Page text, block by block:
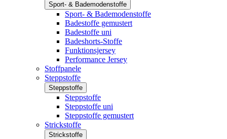
Sport- & Bademodenstoffe
Sport- & Bademodenstoffe
Badestoffe gemustert
Badestoffe uni
Badeshorts-Stoffe
Funktionsjersey
Performance Jersey
Stoffpanele
Steppstoffe
Steppstoffe
Steppstoffe
Steppstoffe uni
Steppstoffe gemustert
Strickstoffe
Strickstoffe